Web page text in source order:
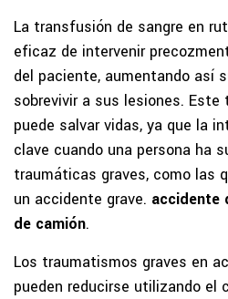
La transfusión de sangre en
eficaz de intervenir
del paciente, aumentando así
sobrevivir a sus lesiones. Este
puede salvar vidas, ya que la
clave cuando una persona ha
traumáticas graves, como las
un accidente grave. accidente
de camión.
Los traumatismos graves en
pueden reducirse utilizando el